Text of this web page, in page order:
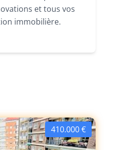
et tous vos
immobilière.
410.000 €